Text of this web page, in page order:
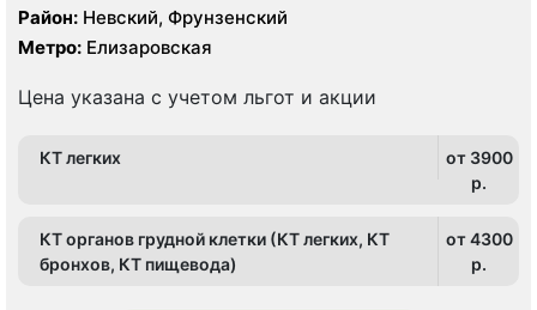
Район: Невский, Фрунзенский
Метро: Елизаровская
Цена указана с учетом льгот и акции
КТ легких
от 3900
p.
КТ органов грудной клетки (КТ легких, КТ
бронхов, КТ пищевода)
от 4300
p.